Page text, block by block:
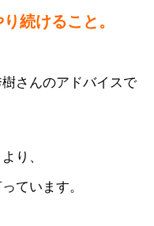
続けること。
さんのアドバイスで
り、
ています。